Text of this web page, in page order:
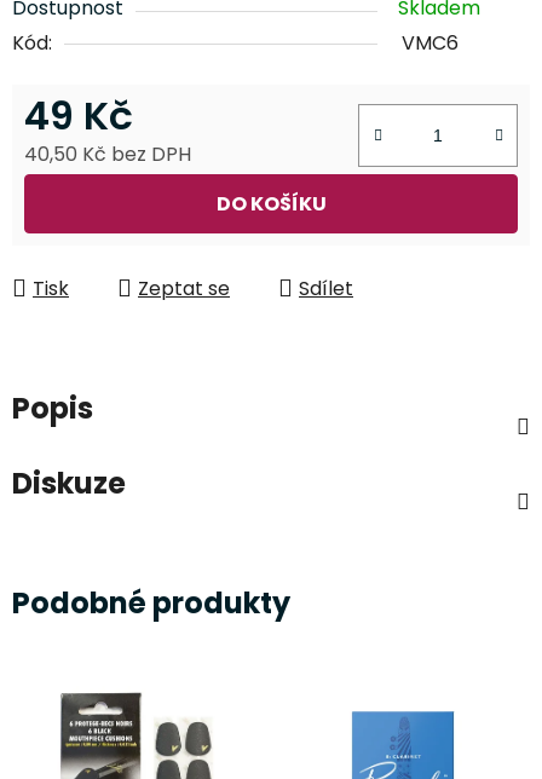
Dostupnost
Skladem
Kód:
VMC6
49 Kč
40,50 Kč bez DPH
DO KOŠÍKU
Tisk Zeptat se Sdílet
Popis
Diskuze
Podobné produkty